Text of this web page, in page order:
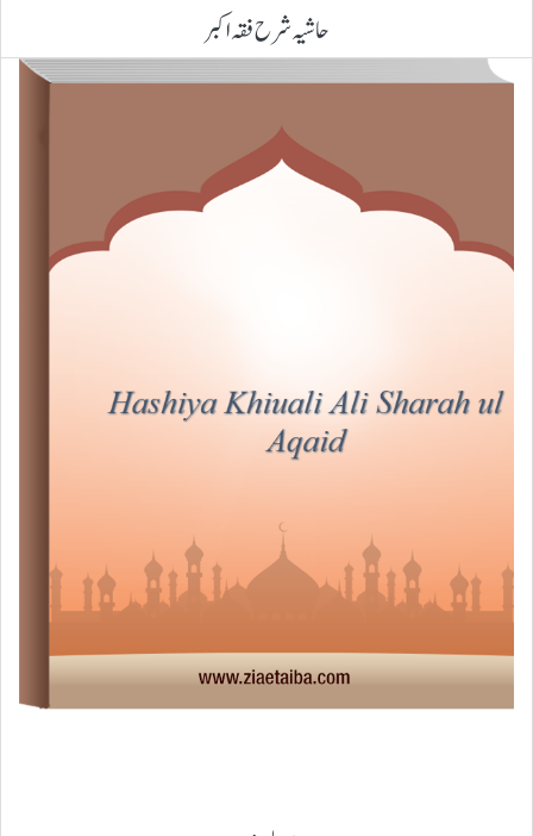
حاشیہ شرح فقہ اکبر